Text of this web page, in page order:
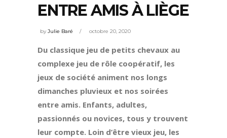
ENTRE AMIS À LIÈGE
byJulie Baré octobre 20, 2020
Du classique jeu de petits chevaux au
complexe jeu de rôle coopératif, les
jeux de société animent nos longs
dimanches pluvieux et nos soirées
entre amis. Enfants, adultes,
passionnés ou novices, tous y trouvent
leur compte. Loin d’être vieux jeu, les